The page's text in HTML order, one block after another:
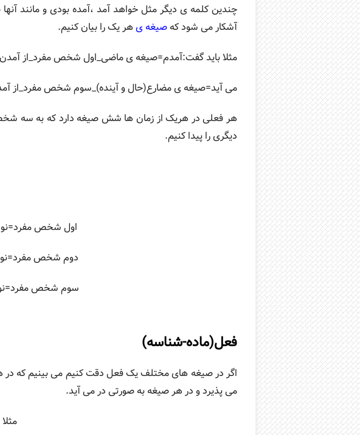
چندین کلمه ی دیگر مثل خواهد آمد ،آمده بودی و مانند
آشکار می شود که صیغه ی هر یک را بیان کنیم.
مثلا باید گفت:آمدم=صیغه ی ماضی_اول شخص مفرد_از
می آید=صیغه ی مضارع(حال و آینده)_سوم شخص مفرد_از
هر فعلی در هریک از زمان ها شش صیغه دارد که به سه
دیگری را پیدا کنیم.
اول شخص
دوم شخص
سوم شخص
فعل(ماده-شناسه)
اگر در صیغه های مختلف یک فعل دقت کنیم می بینیم که
می پذیرد و در هر صیغه به صورتی در می آید.